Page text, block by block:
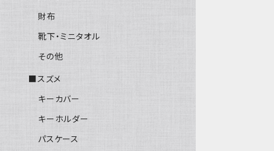
財布
靴下・ミニタオル
その他
■スズメ
キーカバー
キーホルダー
パスケース